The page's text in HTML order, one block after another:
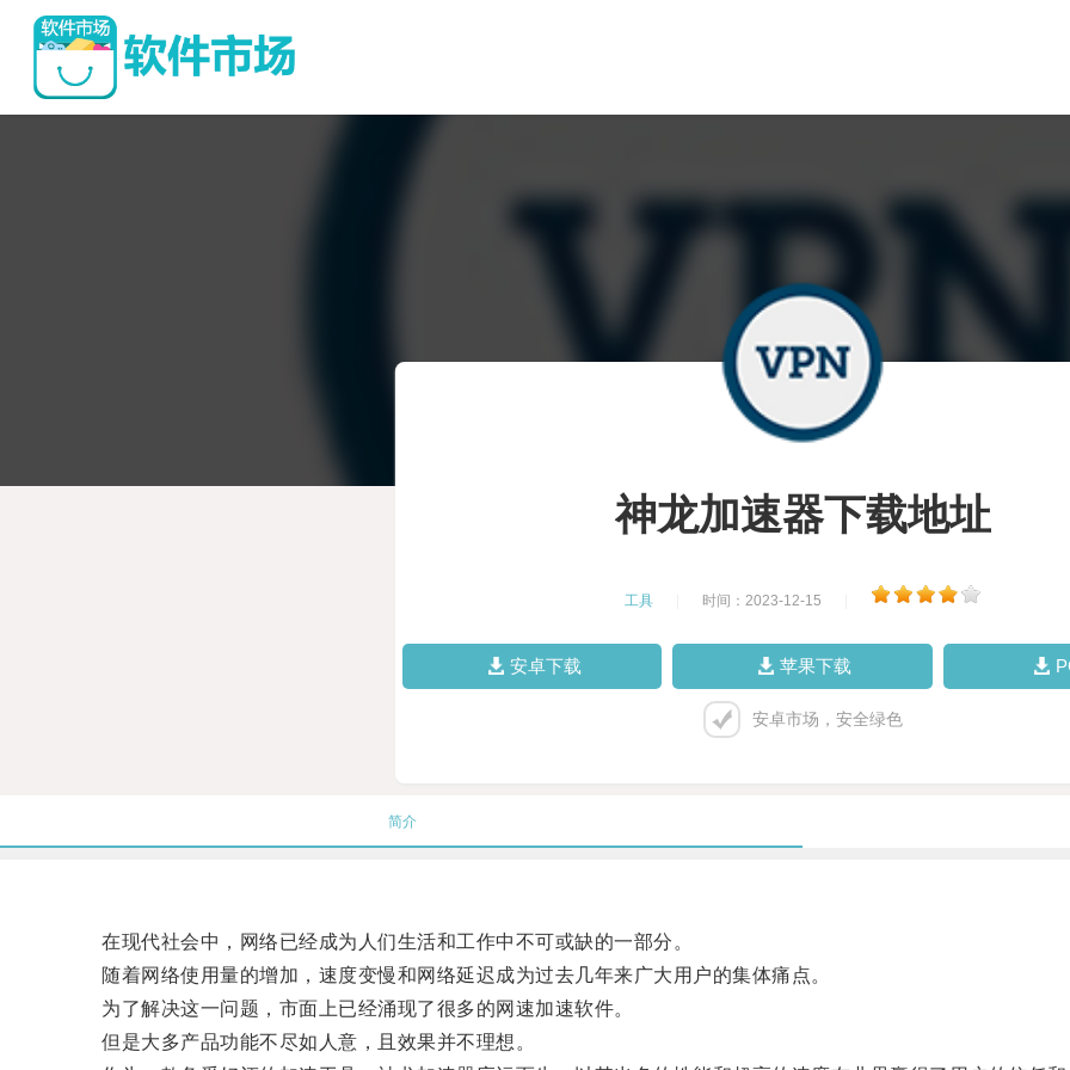
神龙加速器下载地址
工具 时间：2023-12-15
安卓下载 苹果下载
安卓市场，安全绿色
简介
在现代社会中，网络已经成为人们生活和工作中不可或缺的一部分。
随着网络使用量的增加，速度变慢和网络延迟成为过去几年来广大用户的集体痛点。
为了解决这一问题，市面上已经涌现了很多的网速加速软件。
但是大多产品功能不尽如人意，且效果并不理想。